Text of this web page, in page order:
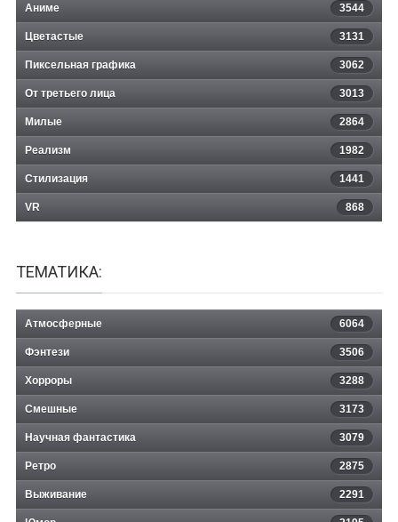
Аниме 3544
Цветастые 3131
Пиксельная графика 3062
От третьего лица 3013
Милые 2864
Реализм 1982
Стилизация 1441
VR 868
ТЕМАТИКА:
Атмосферные 6064
Фэнтези 3506
Хорроры 3288
Смешные 3173
Научная фантастика 3079
Ретро 2875
Выживание 2291